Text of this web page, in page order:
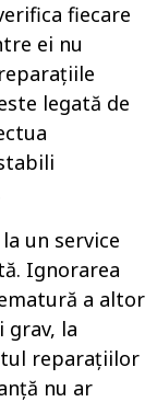
fiecare
ei nu
legată de
un service
Ignorarea
a altor
grav, la
reparațiilor
nu ar